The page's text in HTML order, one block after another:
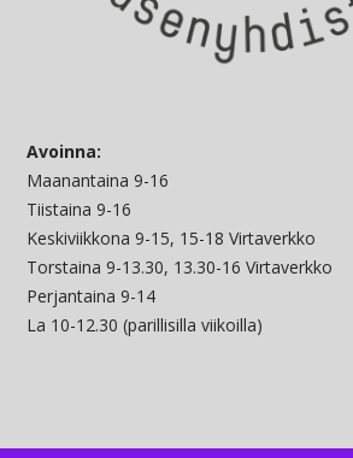
Avoinna:
Maanantaina 9-16
Tiistaina 9-16
Keskiviikkona 9-15, 15-18 Virtaverkko
Torstaina 9-13.30, 13.30-16 Virtaverkko
Perjantaina 9-14
La 10-12.30 (parillisilla viikoilla)